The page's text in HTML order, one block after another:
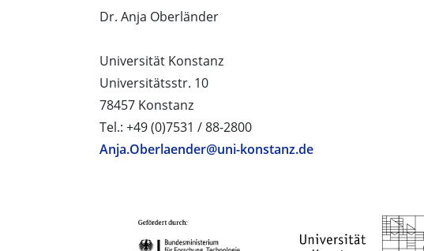
Dr. Anja Oberländer
Universität Konstanz
Universitätsstr. 10
78457 Konstanz
Tel.: +49 (0)7531 / 88-2800
Anja.Oberlaender@uni-konstanz.de